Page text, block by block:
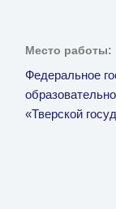
Место работы:
Федеральное
«Тверской